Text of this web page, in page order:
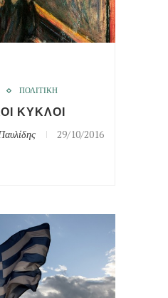
ΠΟΛΙΤΙΚΗ
ΚΥΚΛΟΙ
29/10/2016